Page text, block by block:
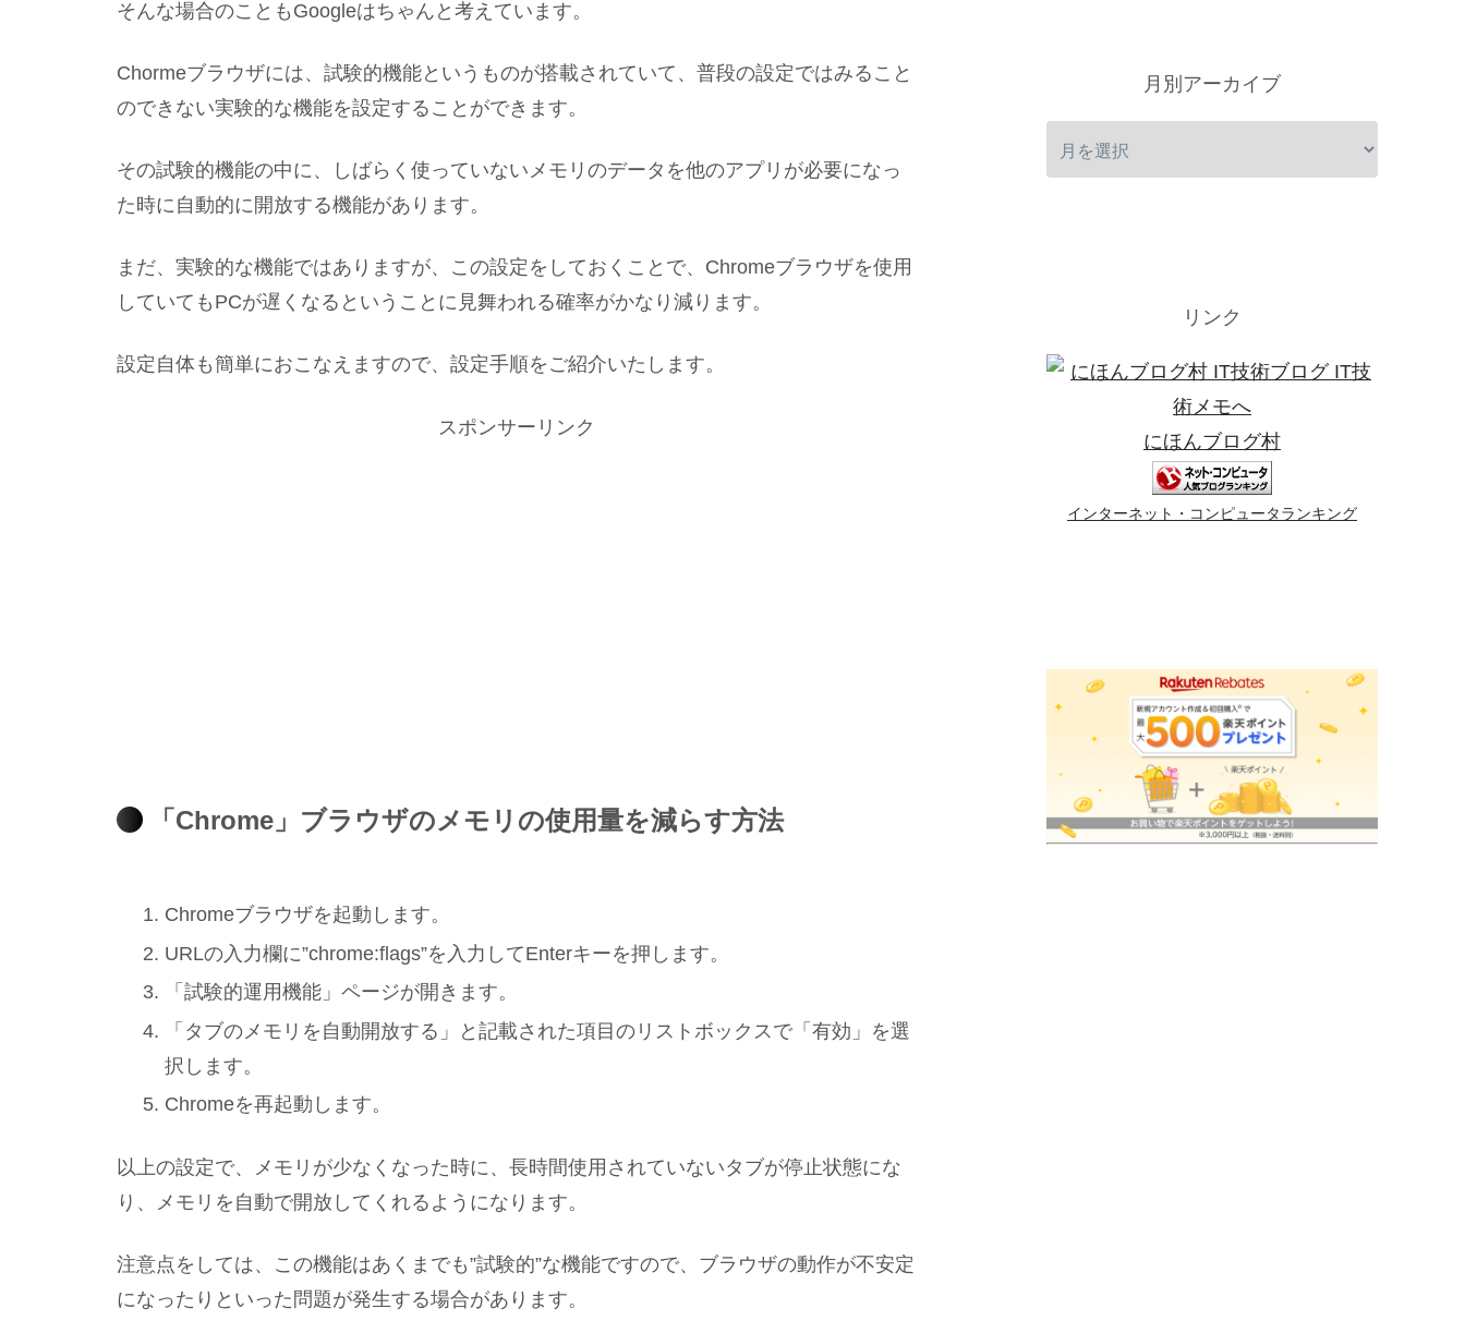
そんな場合のこともGoogleはちゃんと考えています。
Chormeブラウザには、試験的機能というものが搭載されていて、普段の設定ではみること
のできない実験的な機能を設定することができます。
その試験的機能の中に、しばらく使っていないメモリのデータを他のアプリが必要になっ
た時に自動的に開放する機能があります。
まだ、実験的な機能ではありますが、この設定をしておくことで、Chromeブラウザを使用
していてもPCが遅くなるということに見舞われる確率がかなり減ります。
設定自体も簡単におこなえますので、設定手順をご紹介いたします。
スポンサーリンク
「Chrome」ブラウザのメモリの使用量を減らす方法
Chromeブラウザを起動します。
URLの入力欄に”chrome:flags”を入力してEnterキーを押します。
「試験的運用機能」ページが開きます。
「タブのメモリを自動開放する」と記載された項目のリストボックスで「有効」を選
択します。
Chromeを再起動します。
以上の設定で、メモリが少なくなった時に、長時間使用されていないタブが停止状態にな
り、メモリを自動で開放してくれるようになります。
注意点をしては、この機能はあくまでも”試験的”な機能ですので、ブラウザの動作が不安定
になったりといった問題が発生する場合があります。
月別アーカイブ
リンク
にほんブログ村
インターネット・コンピュータランキング